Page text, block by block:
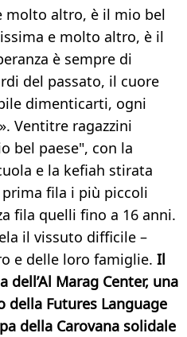
molto altro, è il mio bel
e molto altro, è il
è sempre di
del passato, il cuore
dimenticarti, ogni
Ventitre ragazzini
bel paese", con la
e la kefiah stirata
fila i più piccoli
fila quelli fino a 16 anni.
il vissuto difficile –
e delle loro famiglie. Il
dell’Al Marag Center, una
della Futures Language
della Carovana solidale